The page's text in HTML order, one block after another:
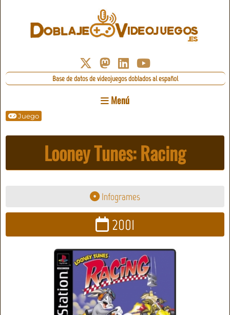
Base de datos de videojuegos doblados al español
Menú
Juego
Looney Tunes: Racing
Infogrames
2001